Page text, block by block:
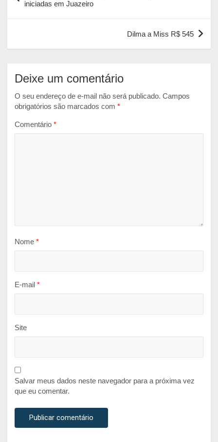
r
Post
iniciadas em Juazeiro
Dilma a Miss R$ 545
Deixe um comentário
O seu endereço de e-mail não será publicado. Campos
obrigatórios são marcados com *
Comentário *
Nome *
E-mail *
Site
Salvar meus dados neste navegador para a próxima vez
que eu comentar.